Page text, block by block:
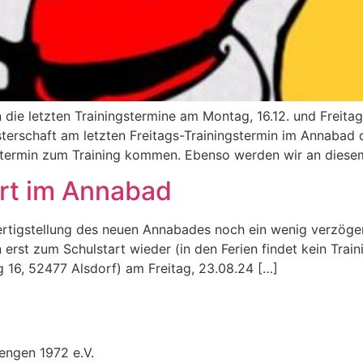
letzten Trainingstermine am Montag, 16.12. und
am letzten Freitags-Trainingstermin im Annabad
zum Training kommen. Ebenso werden wir an
im Annabad
des neuen Annabades noch ein wenig
erst zum Schulstart wieder (in den Ferien findet kein
16, 52477 Alsdorf) am Freitag, 23.08.24 […]
1972 e.V.